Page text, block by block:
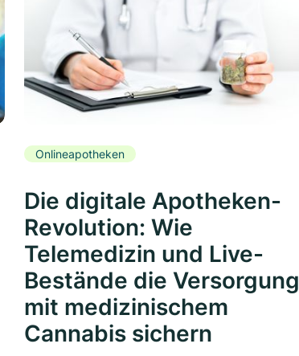
Onlineapotheken
Die digitale Apotheken-
Revolution: Wie
Telemedizin und Live-
Bestände die Versorgung
mit medizinischem
Cannabis sichern